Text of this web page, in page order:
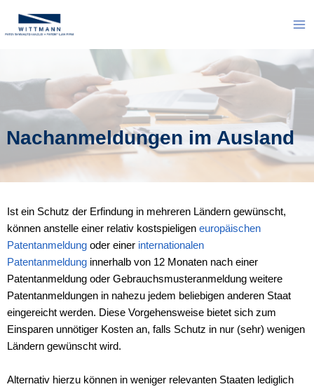
Inhalt
Nachanmeldungen im Ausland
Ist ein Schutz der Erfindung in mehreren Ländern gewünscht,
können anstelle einer relativ kostspieligen europäischen
Patentanmeldung oder einer internationalen
Patentanmeldung innerhalb von 12 Monaten nach einer
Patentanmeldung oder Gebrauchsmusteranmeldung weitere
Patentanmeldungen in nahezu jedem beliebigen anderen Staat
eingereicht werden. Diese Vorgehensweise bietet sich zum
Einsparen unnötiger Kosten an, falls Schutz in nur (sehr) wenigen
Ländern gewünscht wird.
Alternativ hierzu können in weniger relevanten Staaten lediglich